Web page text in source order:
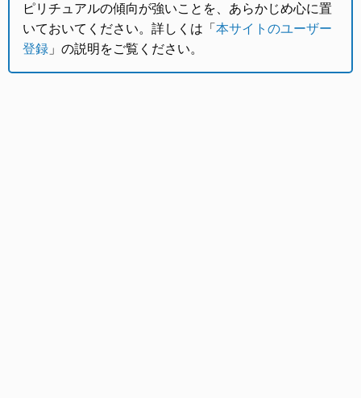
ピリチュアルの傾向が強いことを、あらかじめ心に置
いておいてください。詳しくは「本サイトのユーザー
登録 」の説明をご覧ください。